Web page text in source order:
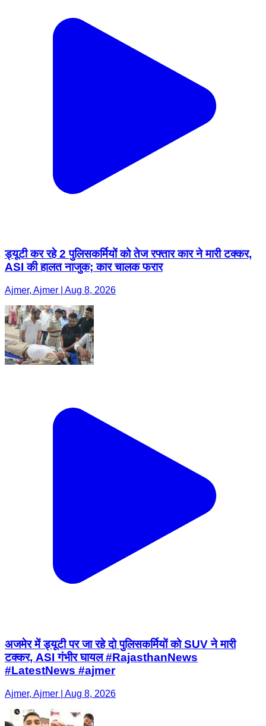
ड्यूटी कर रहे 2 पुलिसकर्मियों को तेज रफ्तार कार ने मारी टक्कर,
ASI की हालत नाजुक; कार चालक फरार
Ajmer, Ajmer | Aug 8, 2026
अजमेर में ड्यूटी पर जा रहे दो पुलिसकर्मियों को SUV ने मारी
टक्कर, ASI गंभीर घायल #RajasthanNews
#LatestNews #ajmer
Ajmer, Ajmer | Aug 8, 2026